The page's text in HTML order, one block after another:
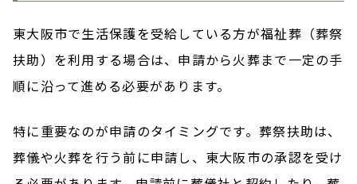
東大阪市で生活保護を受給している方が福祉葬（葬祭
扶助）を利用する場合は、申請から火葬まで一定の手
順に沿って進める必要があります。
特に重要なのが申請のタイミングです。葬祭扶助は、
葬儀や火葬を行う前に申請し、東大阪市の承認を受け